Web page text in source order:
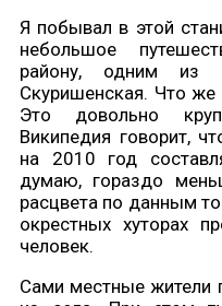
Я побывал в этой
небольшое
району, одним из
Скуришенская. Что же
Это довольно
Википедия говорит,
на 2010 год
думаю, гораздо
расцвета по данным
окрестных хуторах
человек.
Сами местные жители